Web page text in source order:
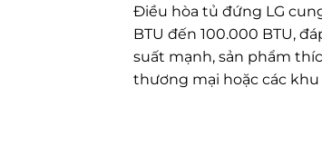
Điều hòa tủ đứng LG
BTU đến 100.000 BTU,
suất mạnh, sản phẩm
thương mại hoặc các